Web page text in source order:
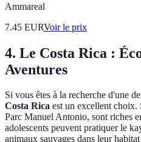
Ammareal
7.45 EURVoir le prix
4. Le Costa Rica :
Aventures
Si vous êtes à la recherche d'une
Costa Rica est un excellent choix.
Parc Manuel Antonio, sont riches
adolescents peuvent pratiquer le
animaux sauvages dans leur